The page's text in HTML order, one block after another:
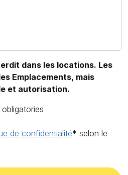
dans les locations. Les
Emplacements, mais
et autorisation.
de confidentialité* selon le